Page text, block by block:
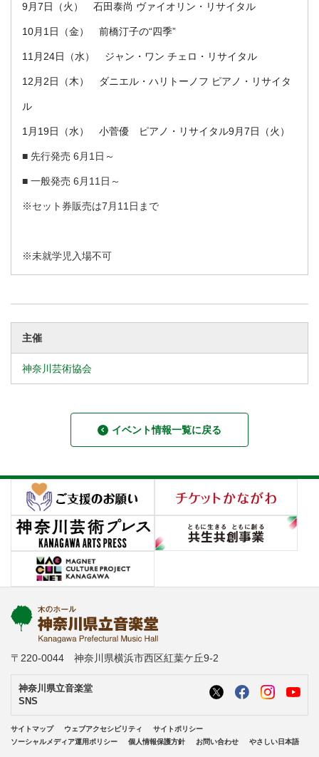
9月7日（火） 石田泰尚 ヴァイオリン・リサイタル
10月1日（金） 前橋汀子の“四季”
11月24日（水） ジャン・ワン チェロ・リサイタル
12月2日（木） ダニエル・ハリトーノフ ピアノ・リサイタ
ル
1月19日（水） 小菅優 ピアノ・リサイタル9月7日（火）
■ 先行発売 6月1日～
■ 一般発売 6月11日～
※セット券販売は7月11日まで
※未就学児入場不可
主催
神奈川芸術協会
イベント情報一覧に戻る
〒220-0044 神奈川県横浜市西区紅葉ケ丘9-2
神奈川県立音楽堂
SNS
サイトマップ ウェブアクセシビリティ
サイトポリシー
ソーシャルメディア運用ポリシー
個人情報保護方針 お問い合わせ やさしい日本語